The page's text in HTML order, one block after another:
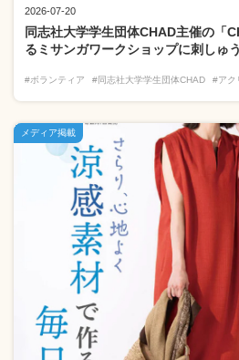
2026-07-20
同志社大学学生団体CHAD主催の「
るミサンガワークショップに刺しゅ
#ボランティア #同志社大学学生団体CHAD #アク
メディア掲載